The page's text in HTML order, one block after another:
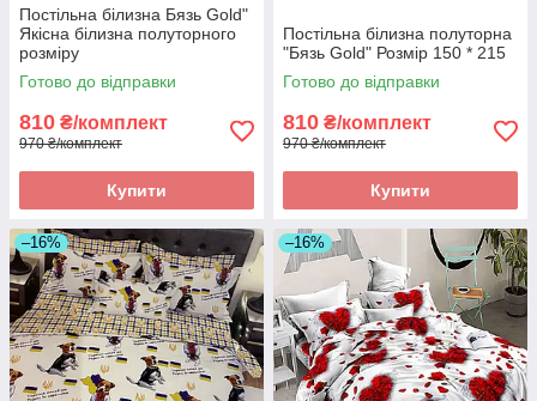
Постільна білизна Бязь Gold"
Якісна білизна полуторного
розміру
Готово до відправки
810 ₴/комплект
970 ₴/комплект
Купити
Постільна білизна полуторна
"Бязь Gold" Розмір 150 * 215
Готово до відправки
810 ₴/комплект
970 ₴/комплект
Купити
–16% –16%